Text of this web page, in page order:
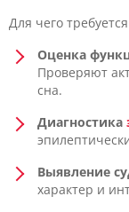
Для чего
Оценка
Проверяют
сна.
Диагностика
Выявление
характер и